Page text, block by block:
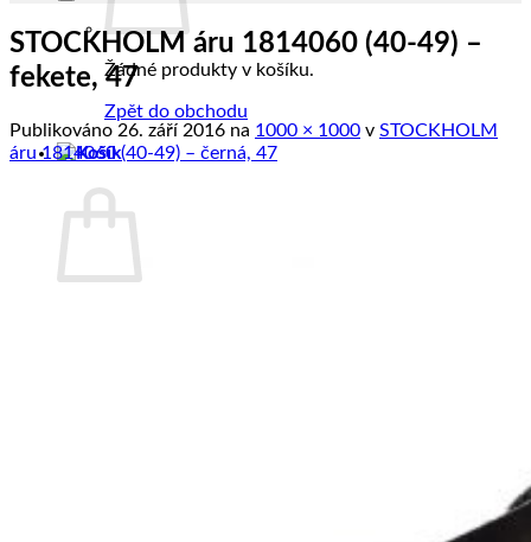
Žádné produkty v košíku.
Zpět do obchodu
STOCKHOLM áru 1814060 (40-49) –
fekete, 47
Publikováno 26. září 2016 na 1000 × 1000 v STOCKHOLM
áru 1814060 (40-49) – černá, 47